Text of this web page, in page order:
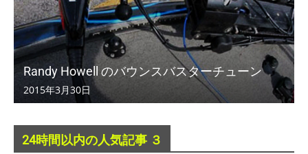
Randy Howell のバウンスバスターチューン
2015年3月30日
24時間以内の人気記事 ３